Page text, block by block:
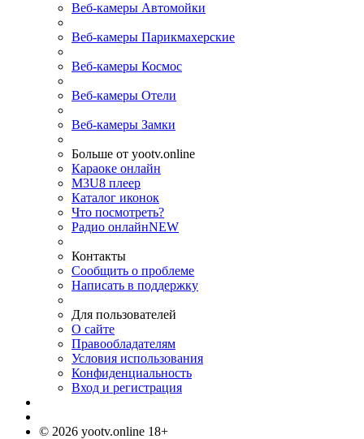
Веб-камеры Автомойки
Веб-камеры Парикмахерские
Веб-камеры Космос
Веб-камеры Отели
Веб-камеры Замки
Больше от yootv.online
Караоке онлайн
M3U8 плеер
Каталог иконок
Что посмотреть?
Радио онлайнNEW
Контакты
Сообщить о проблеме
Написать в поддержку
Для пользователей
О сайте
Правообладателям
Условия использования
Конфиденциальность
Вход и регистрация
© 2026 yootv.online 18+